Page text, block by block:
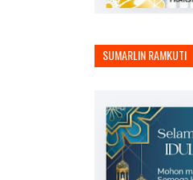
SUMARLIN RAMKUTI